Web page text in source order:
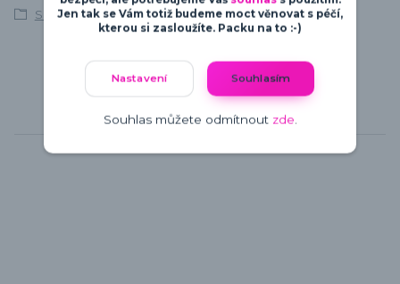
S vlastním textem
Jen tak se Vám totiž budeme moct věnovat s péčí,
kterou si zasloužíte. Packu na to :-)
Nastavení Souhlasím
Souhlas můžete odmítnout zde.